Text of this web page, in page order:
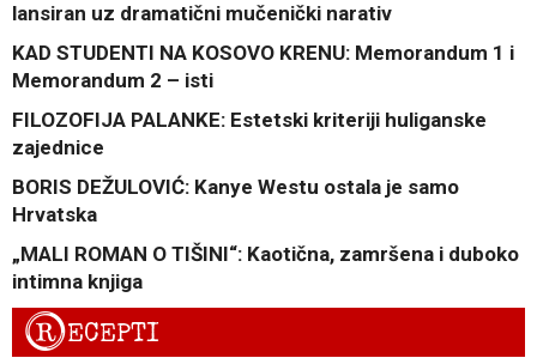
lansiran uz dramatični mučenički narativ
KAD STUDENTI NA KOSOVO KRENU: Memorandum 1 i
Memorandum 2 – isti
FILOZOFIJA PALANKE: Estetski kriteriji huliganske
zajednice
BORIS DEŽULOVIĆ: Kanye Westu ostala je samo
Hrvatska
„MALI ROMAN O TIŠINI“: Kaotična, zamršena i duboko
intimna knjiga
RECEPTI